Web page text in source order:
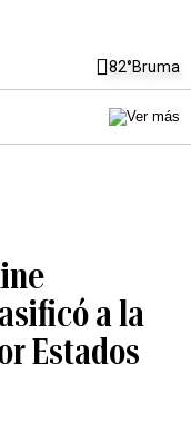
82°Bruma
a la
Estados